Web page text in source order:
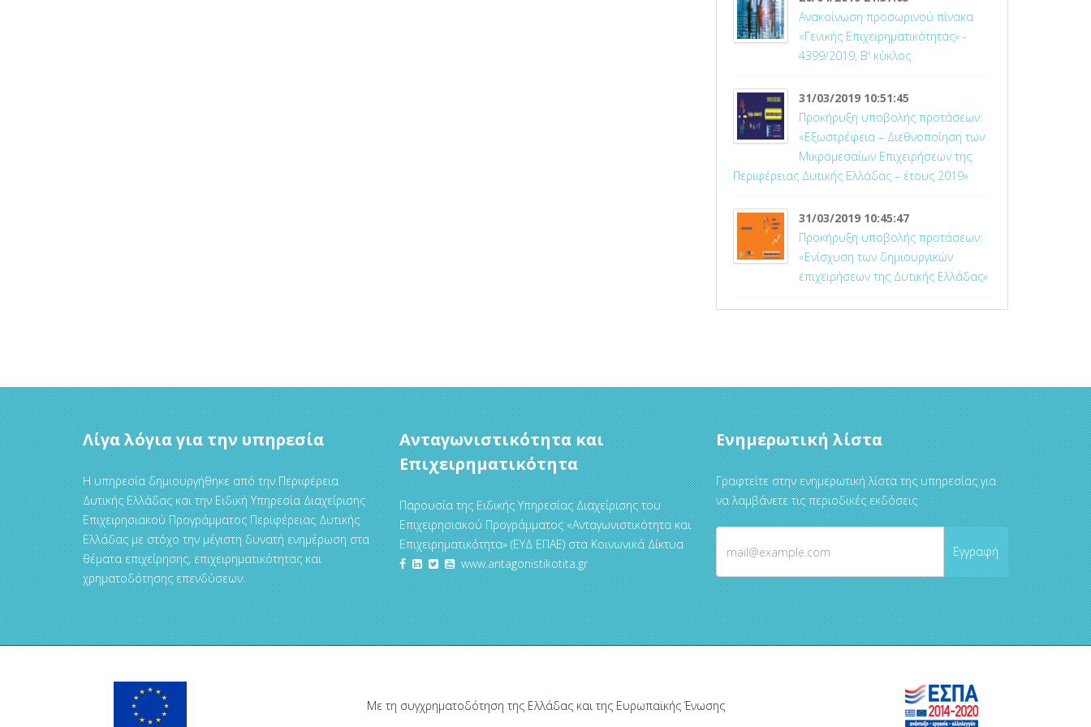
Ανακοίνωση προσωρινού πίνακα
«Γενικής Επιχειρηματικότητας» -
4399/2019, Β' κύκλος
31/03/2019 10:51:45
Προκήρυξη υποβολής προτάσεων:
«Εξωστρέφεια – Διεθνοποίηση των
Μικρομεσαίων Επιχειρήσεων της
Περιφέρειας Δυτικής Ελλάδας – έτους 2019»
31/03/2019 10:45:47
Προκήρυξη υποβολής προτάσεων:
«Ενίσχυση των δημιουργικών
επιχειρήσεων της Δυτικής Ελλάδας»
Λίγα λόγια για την υπηρεσία
Η υπηρεσία δημιουργήθηκε από την Περιφέρεια
Δυτικής Ελλάδας και την Ειδική Υπηρεσία Διαχείρισης
Επιχειρησιακού Προγράμματος Περιφέρειας Δυτικής
Ελλάδας με στόχο την μέγιστη δυνατή ενημέρωση στα
θέματα επιχείρησης, επιχειρηματικότητας και
χρηματοδότησης επενδύσεων.
Ανταγωνιστικότητα και
Επιχειρηματικότητα
Παρουσία της Ειδικής Υπηρεσίας Διαχείρισης του
Επιχειρησιακού Προγράμματος «Ανταγωνιστικότητα και
Επιχειρηματικότητα» (ΕΥΔ ΕΠΑΕ) στα Κοινωνικά Δίκτυα
www.antagonistikotita.gr
Ενημερωτική λίστα
Γραφτείτε στην ενημερωτική λίστα της υπηρεσίας για
να λαμβάνετε τις περιοδικές εκδόσεις
Με τη συγχρηματοδότηση της Ελλάδας και της Ευρωπαϊκής Ένωσης